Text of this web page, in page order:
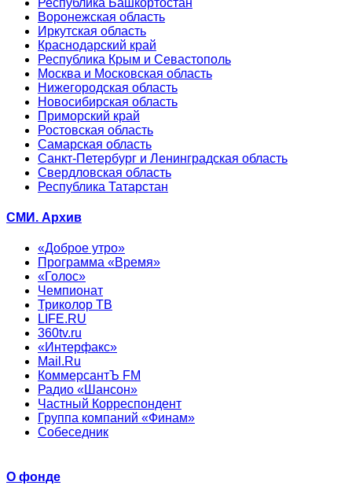
Воронежская область
Иркутская область
Краснодарский край
Республика Крым и Севастополь
Москва и Московская область
Нижегородская область
Новосибирская область
Приморский край
Ростовская область
Самарская область
Санкт-Петербург и Ленинградская область
Свердловская область
Республика Татарстан
СМИ. Архив
«Доброе утро»
Программа «Время»
«Голос»
Чемпионат
Триколор ТВ
LIFE.RU
360tv.ru
«Интерфакс»
Mail.Ru
КоммерсантЪ FM
Радио «Шансон»
Частный Корреспондент
Группа компаний «Финам»
Собеседник
О фонде